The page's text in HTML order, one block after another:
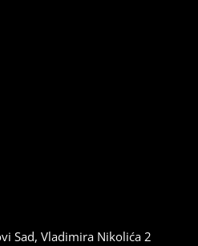
Sad, Vladimira Nikolića 2